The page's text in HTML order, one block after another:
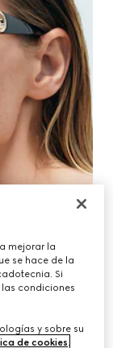
mejorar la
se hace de la
Si
condiciones
y sobre su
de cookies